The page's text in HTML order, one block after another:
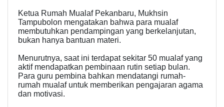
Ketua Rumah Mualaf Pekanbaru, Mukhsin
Tampubolon mengatakan bahwa para mualaf
membutuhkan pendampingan yang berkelanjutan,
bukan hanya bantuan materi.
Menurutnya, saat ini terdapat sekitar 50 mualaf yang
aktif mendapatkan pembinaan rutin setiap bulan.
Para guru pembina bahkan mendatangi rumah-
rumah mualaf untuk memberikan pengajaran agama
dan motivasi.